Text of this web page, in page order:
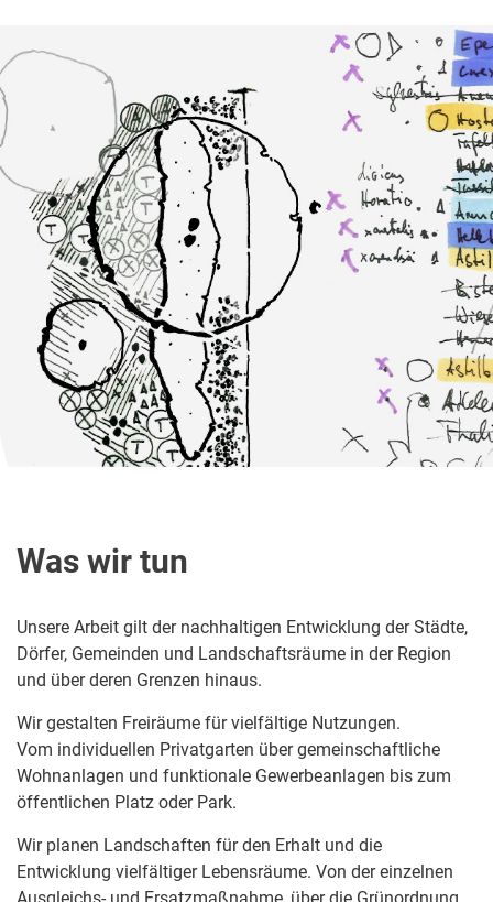
Was wir tun
Unsere Arbeit gilt der nachhaltigen Entwicklung der Städte,
Dörfer, Gemeinden und Landschaftsräume in der Region
und über deren Grenzen hinaus.
Wir gestalten Freiräume für vielfältige Nutzungen.
Vom individuellen Privatgarten über gemeinschaftliche
Wohnanlagen und funktionale Gewerbeanlagen bis zum
öffentlichen Platz oder Park.
Wir planen Landschaften für den Erhalt und die
Entwicklung vielfältiger Lebensräume. Von der einzelnen